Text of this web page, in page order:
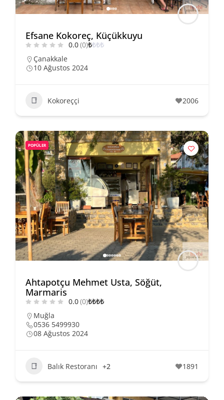
Efsane Kokoreç, Küçükkuyu
0.0(0)₺₺₺₺
Çanakkale
10 Ağustos 2024
Kokoreççi 2006
POPÜLER
Ahtapotçu Mehmet Usta, Söğüt,
Marmaris
0.0(0)₺₺₺₺
Muğla
0536 5499930
08 Ağustos 2024
Balık Restoranı +2 1891